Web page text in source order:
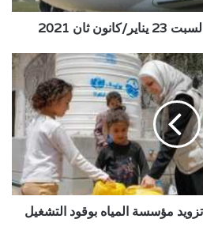
ثان 2021
مؤسسة المياه بوقود التشغيل